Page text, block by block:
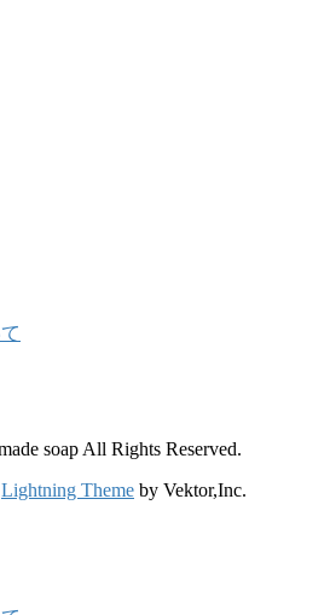
soap All Rights Reserved.
Lightning Theme by Vektor,Inc.